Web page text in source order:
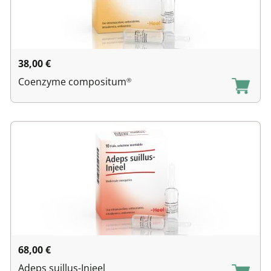
38,00€
Coenzyme compositum®
68,00€
Adeps suillus-Injeel